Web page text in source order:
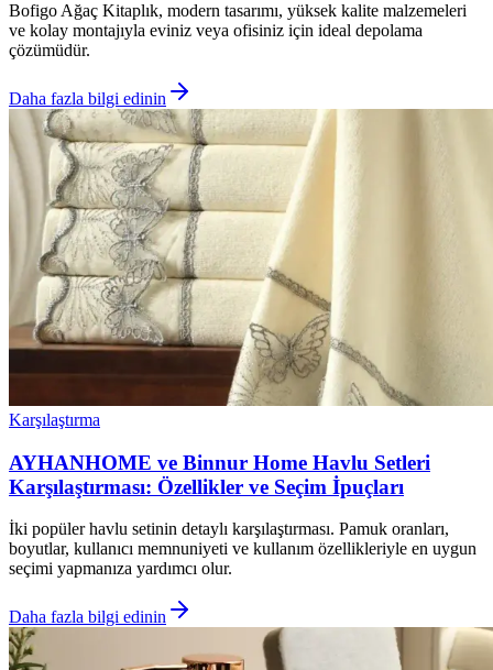
Bofigo Ağaç Kitaplık, modern tasarımı, yüksek kalite malzemeleri
ve kolay montajıyla eviniz veya ofisiniz için ideal depolama
çözümüdür.
Daha fazla bilgi edinin
Karşılaştırma
AYHANHOME ve Binnur Home Havlu Setleri
Karşılaştırması: Özellikler ve Seçim İpuçları
İki popüler havlu setinin detaylı karşılaştırması. Pamuk oranları,
boyutlar, kullanıcı memnuniyeti ve kullanım özellikleriyle en uygun
seçimi yapmanıza yardımcı olur.
Daha fazla bilgi edinin